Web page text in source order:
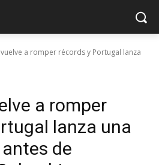
a romper récords y Portugal lanza
a romper
lanza una
de